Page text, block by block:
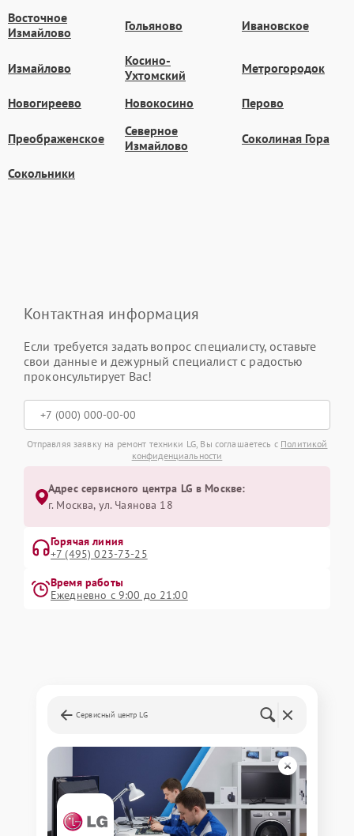
Восточное
Измайлово
Гольяново Ивановское
Измайлово
Косино-
Ухтомский
Метрогородок
Новогиреево Новокосино Перово
Преображенское
Северное
Измайлово
Соколиная Гора
Сокольники
Контактная информация
Если требуется задать вопрос специалисту, оставьте
свои данные и дежурный специалист с радостью
проконсультирует Вас!
Отправляя заявку на ремонт техники LG, Вы соглашаетесь с Политикой
конфиденциальности
Адрес сервисного центра LG в Москве:
г. Москва, ул. Чаянова 18
Горячая линия
+7 (495) 023-73-25
Время работы
Ежедневно с 9:00 до 21:00
Сервисный центр LG